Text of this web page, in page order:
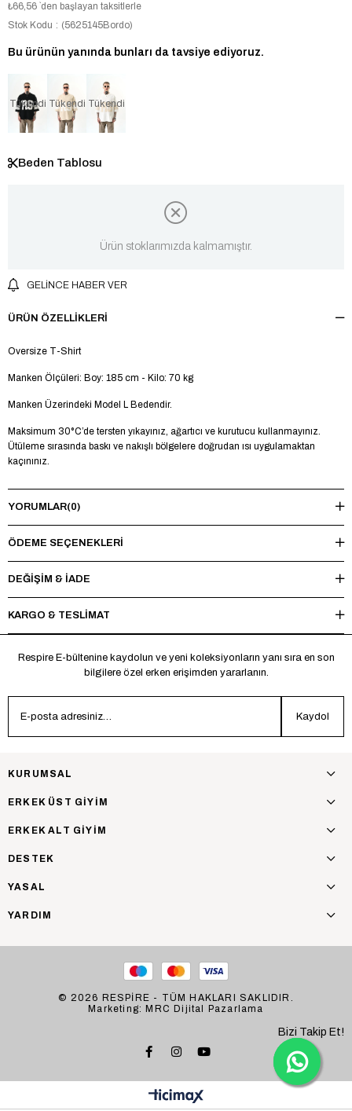
₺66,56 `den başlayan taksitlerle
Stok Kodu
(5625145Bordo)
Bu ürünün yanında bunları da tavsiye ediyoruz.
Tükendi Tükendi Tükendi
Beden Tablosu
Ürün stoklarımızda kalmamıştır.
GELINCE HABER VER
ÜRÜN ÖZELLIKLERI
Oversize T-Shirt
Manken Ölçüleri: Boy: 185 cm - Kilo: 70 kg
Manken Üzerindeki Model L Bedendir.
Maksimum 30°C’de tersten yıkayınız, ağartıcı ve kurutucu kullanmayınız.
Ütüleme sırasında baskı ve nakışlı bölgelere doğrudan ısı uygulamaktan
kaçınınız.
YORUMLAR(0)
ÖDEME SEÇENEKLERI
DEĞİŞİM & İADE
KARGO & TESLİMAT
Respire E-bültenine kaydolun ve yeni koleksiyonların yanı sıra en son
bilgilere özel erken erişimden yararlanın.
Kaydol
KURUMSAL
ERKEK ÜST GİYİM
ERKEK ALT GİYİM
DESTEK
YASAL
YARDIM
© 2026 RESPİRE - TÜM HAKLARI SAKLIDIR.
Marketing: MRC Dijital Pazarlama
Bizi Takip Et!